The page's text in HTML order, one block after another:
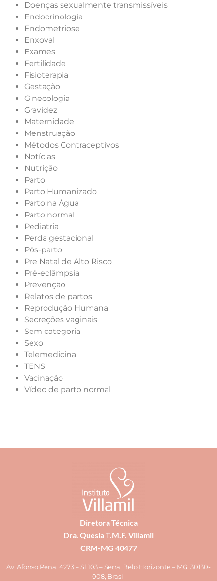
Doenças sexualmente transmissíveis
Endocrinologia
Endometriose
Enxoval
Exames
Fertilidade
Fisioterapia
Gestação
Ginecologia
Gravidez
Maternidade
Menstruação
Métodos Contraceptivos
Notícias
Nutrição
Parto
Parto Humanizado
Parto na Água
Parto normal
Pediatria
Perda gestacional
Pós-parto
Pre Natal de Alto Risco
Pré-eclâmpsia
Prevenção
Relatos de partos
Reprodução Humana
Secreções vaginais
Sem categoria
Sexo
Telemedicina
TENS
Vacinação
Vídeo de parto normal
Diretora Técnica
Dra. Quésia T.M.F. Villamil
CRM-MG 40477
Av. Afonso Pena, 4273 – Sl 103 – Serra, Belo Horizonte – MG, 30130-
008, Brasil